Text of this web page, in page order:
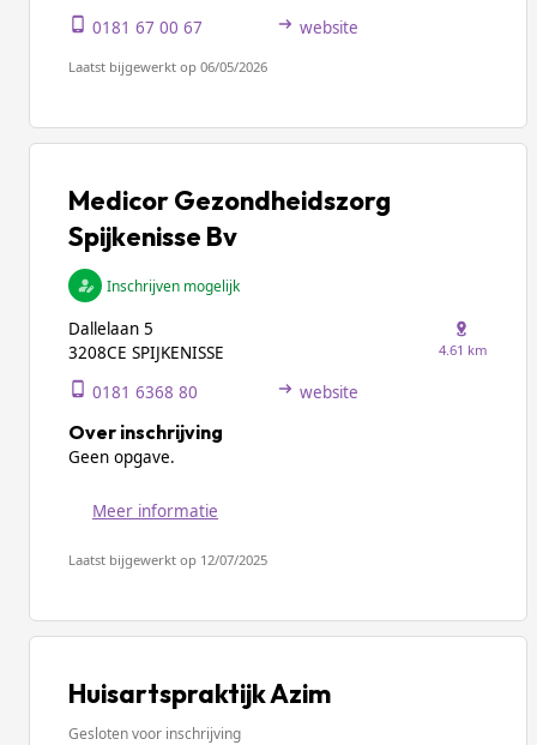
0181 67 00 67 website
Laatst bijgewerkt op 06/05/2026
Medicor Gezondheidszorg
Spijkenisse Bv
Inschrijven mogelijk
Dallelaan 5
3208CE SPIJKENISSE
4.61 km
0181 6368 80 website
Over inschrijving
Geen opgave.
Meer informatie
Laatst bijgewerkt op 12/07/2025
Huisartspraktijk Azim
Gesloten voor inschrijving